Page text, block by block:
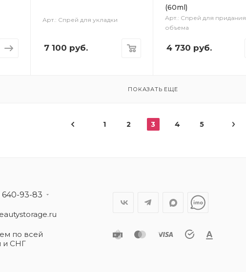
Арт.: Спрей для укладки
7 100 руб.
(60ml)
Арт.: Спрей для придания
объема
4 730 руб.
ПОКАЗАТЬ ЕЩЕ
1 2 3 4 5
640-93-83
по всей
и СНГ